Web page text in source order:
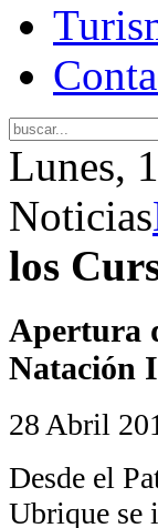
Lunes,
Noticias
los
Apertura
Natación
28 Abril
Desde el
Ubrique se